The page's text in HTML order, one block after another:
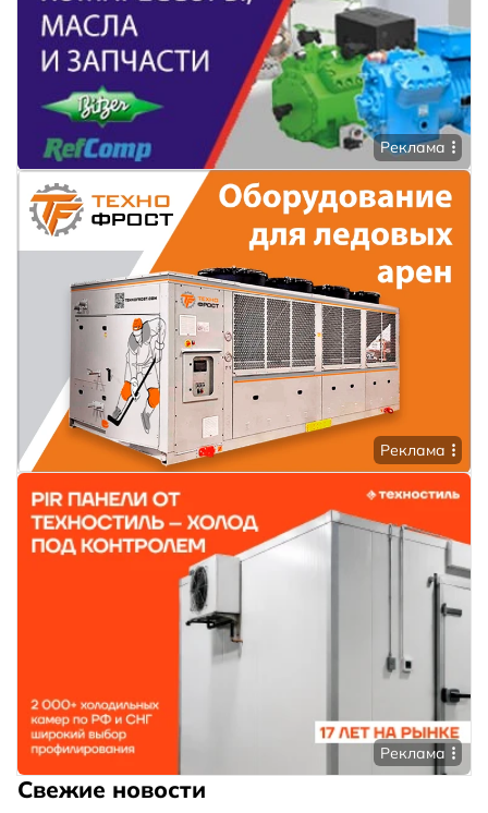
Реклама
Реклама
Реклама
Свежие новости